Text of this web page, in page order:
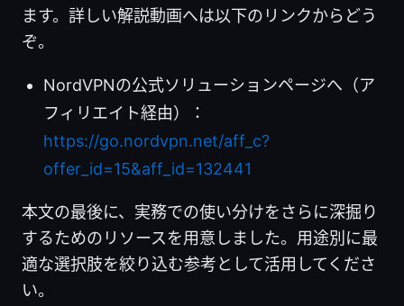
ます。詳しい解説動画へは以下のリンクからどう
ぞ。
NordVPNの公式ソリューションページへ（ア
フィリエイト経由）：
https://go.nordvpn.net/aff_c?
offer_id=15&aff_id=132441
本文の最後に、実務での使い分けをさらに深掘り
するためのリソースを用意しました。用途別に最
適な選択肢を絞り込む参考として活用してくださ
い。